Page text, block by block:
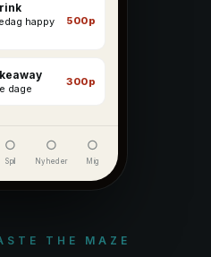
THE MAZE
happy
500p
dage
300p
○
Spil
○
Nyheder
○
Mig